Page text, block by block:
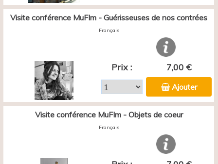
Visite conférence MuFIm - Guérisseuses de nos contrées
Français
Prix : 7,00 €
Ajouter
Visite conférence MuFIm - Objets de coeur
Français